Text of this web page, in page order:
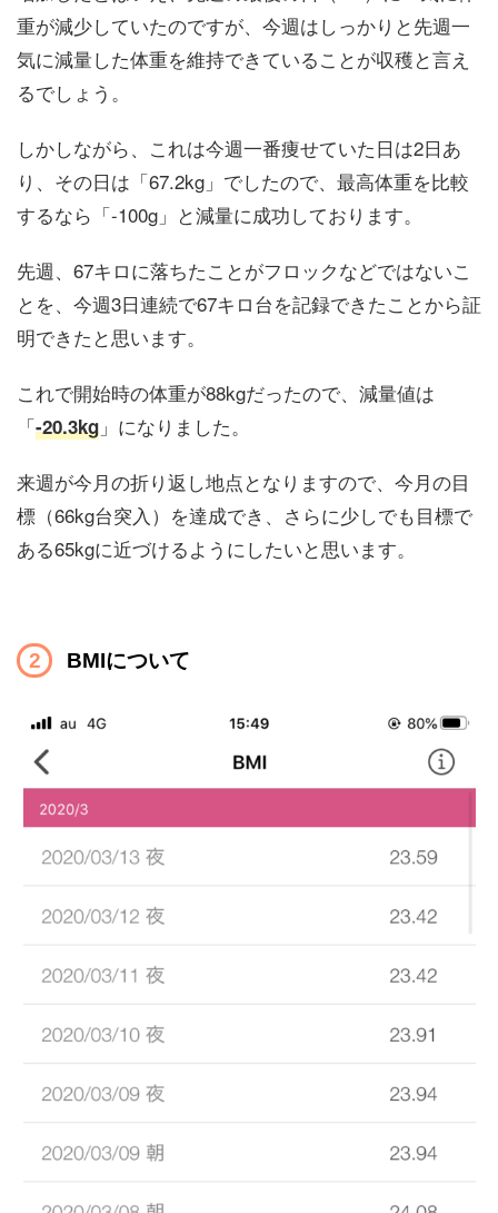
重が減少していたのですが、今週はしっかりと先週一
気に減量した体重を維持できていることが収穫と言え
るでしょう。
しかしながら、これは今週一番痩せていた日は2日あ
り、その日は「67.2kg」でしたので、最高体重を比較
するなら「-100g 」と減量に成功しております。
先週、67キロに落ちたことがフロックなどではないこ
とを、今週3日連続で67キロ台を記録できたことから証
明できたと思います。
これで開始時の体重が88kgだったので、減量値は
「-20.3kg 」になりました。
来週が今月の折り返し地点となりますので、今月の目
標（66kg台突入）を達成でき、さらに少しでも目標で
ある65kgに近づけるようにしたいと思います。
BMIについて